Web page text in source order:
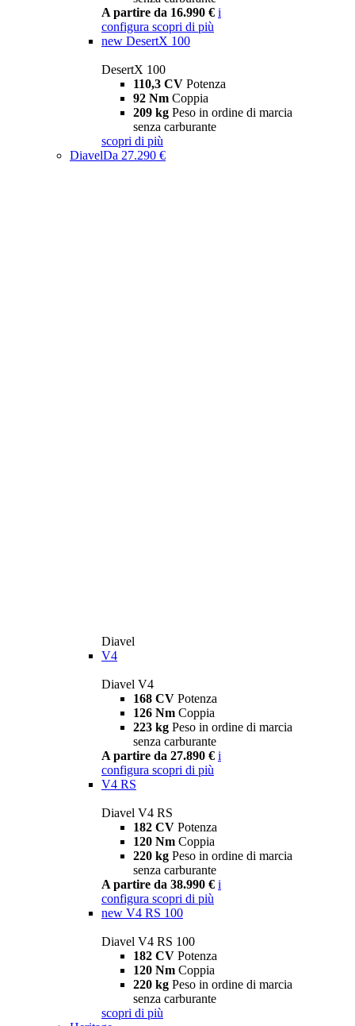
A partire da 16.990 € i
configura scopri di più
new DesertX 100
DesertX 100
110,3 CV Potenza
92 Nm Coppia
209 kg Peso in ordine di marcia
senza carburante
scopri di più
DiavelDa 27.290 €
Diavel
V4
Diavel V4
168 CV Potenza
126 Nm Coppia
223 kg Peso in ordine di marcia
senza carburante
A partire da 27.890 € i
configura scopri di più
V4 RS
Diavel V4 RS
182 CV Potenza
120 Nm Coppia
220 kg Peso in ordine di marcia
senza carburante
A partire da 38.990 € i
configura scopri di più
new V4 RS 100
Diavel V4 RS 100
182 CV Potenza
120 Nm Coppia
220 kg Peso in ordine di marcia
senza carburante
scopri di più